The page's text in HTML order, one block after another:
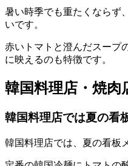
暑い時季でも重たくならず
いです。
赤いトマトと澄んだスープ
に映えるのも特徴です。
韓国料理店・焼肉
韓国料理店では夏の看
韓国料理店では、夏の看板